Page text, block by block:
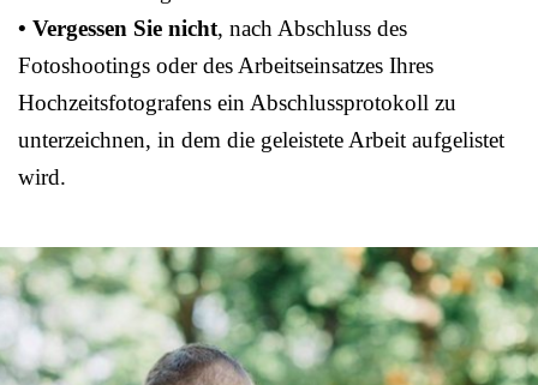
• Vergessen Sie nicht, nach Abschluss des
Fotoshootings oder des Arbeitseinsatzes Ihres
Hochzeitsfotografens ein Abschlussprotokoll zu
unterzeichnen, in dem die geleistete Arbeit aufgelistet
wird.